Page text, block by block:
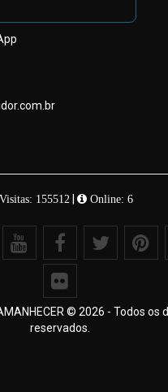
Visitas: 155512 | Online: 6
© 2026 - Todos os
reservados.